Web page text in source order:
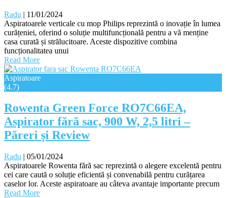
Radu | 11/01/2024
Aspiratoarele verticale cu mop Philips reprezintă o inovație în lumea
curățeniei, oferind o soluție multifuncțională pentru a vă menține
casa curată și strălucitoare. Aceste dispozitive combina
funcționalitatea unui
Read More
Aspiratoare
(4.7)
Rowenta Green Force RO7C66EA,
Aspirator fără sac, 900 W, 2,5 litri –
Păreri și Review
Radu | 05/01/2024
Aspiratoarele Rowenta fără sac reprezintă o alegere excelentă pentru
cei care caută o soluție eficientă și convenabilă pentru curățarea
caselor lor. Aceste aspiratoare au câteva avantaje importante precum
Read More